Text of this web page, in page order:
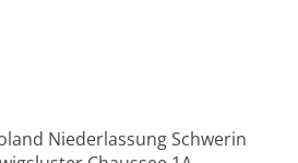
Niederlassung Schwerin